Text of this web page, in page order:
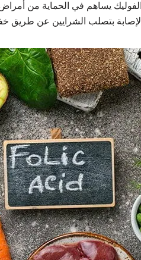
يساهم في الحماية من أمراض
بتصلب الشرايين عن طريق